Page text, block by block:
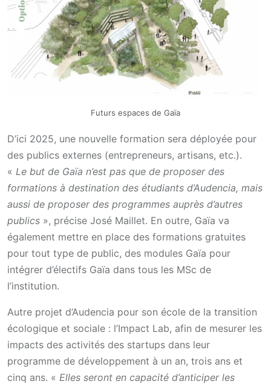
Futurs espaces de Gaïa
D’ici 2025, une nouvelle formation sera déployée pour
des publics externes (entrepreneurs, artisans, etc.).
« Le but de Gaïa n’est pas que de proposer des
formations à destination des étudiants d’Audencia, mais
aussi de proposer des programmes auprès d’autres
publics », précise José Maillet. En outre, Gaïa va
également mettre en place des formations gratuites
pour tout type de public, des modules Gaïa pour
intégrer d’électifs Gaïa dans tous les MSc de
l’institution.
Autre projet d’Audencia pour son école de la transition
écologique et sociale : l’Impact Lab, afin de mesurer les
impacts des activités des startups dans leur
programme de développement à un an, trois ans et
cinq ans. « Elles seront en capacité d’anticiper les